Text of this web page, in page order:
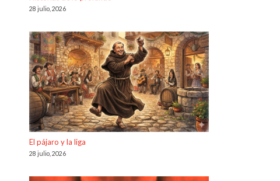
28 julio, 2026
El pájaro y la liga
28 julio, 2026